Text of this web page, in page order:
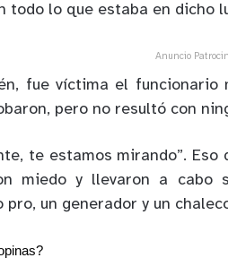
todo lo que estaba en dicho
Anuncio
fue víctima el funcionario
pero no resultó con
te estamos mirando”.
miedo y llevaron a cabo
pro, un generador y un